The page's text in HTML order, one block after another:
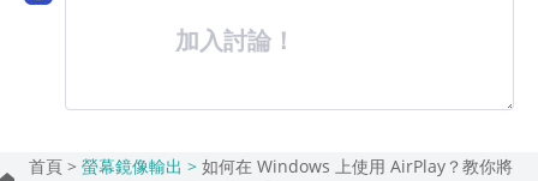
加入討論！
首頁 > 螢幕鏡像輸出 > 如何在 Windows 上使用 AirPlay？教你將